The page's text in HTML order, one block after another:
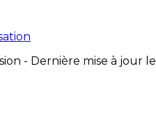
- Dernière mise à jour le